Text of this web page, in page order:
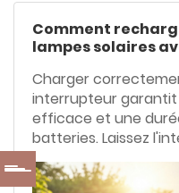
Comment
lampes solaires
Guide ultime 2026
Charger
interrupteur
efficace et une
batteries. Laissez
la journée, placez
veillez à ce que